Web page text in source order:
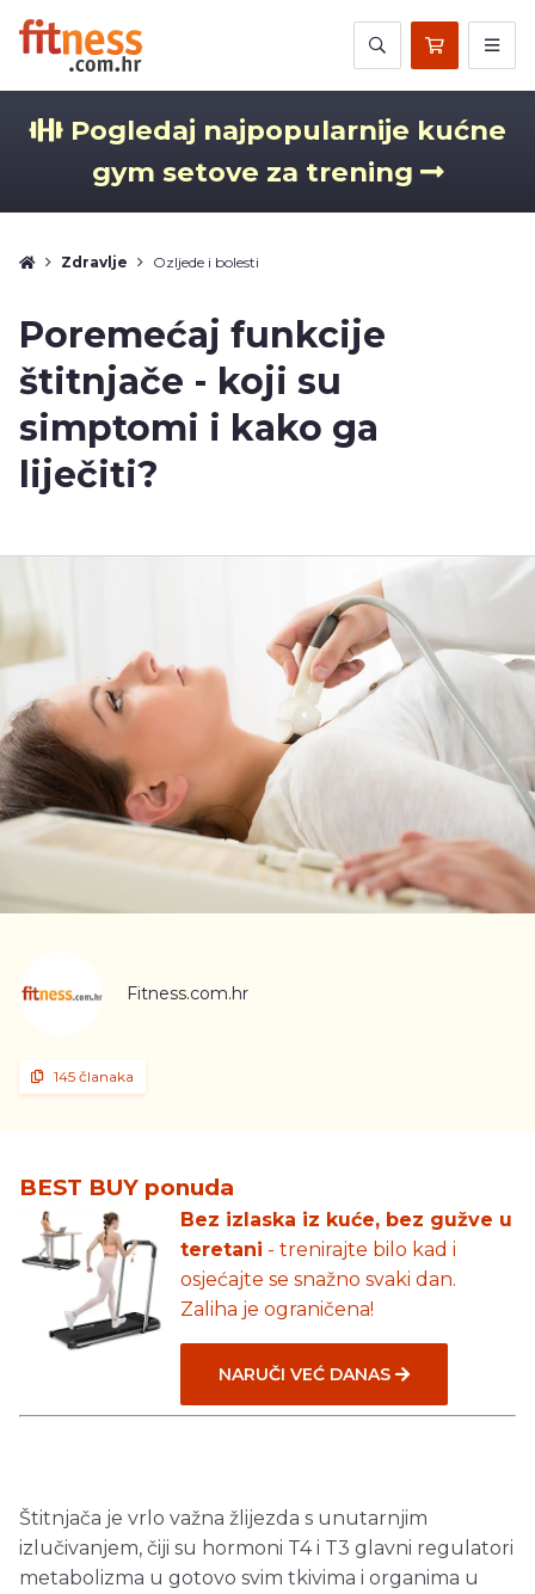
Pogledaj najpopularnije kućne
gym setove za trening
Zdravlje Ozljede i bolesti
Poremećaj funkcije
štitnjače - koji su
simptomi i kako ga
liječiti?
Fitness.com.hr
145 članaka
BEST BUY ponuda
Bez izlaska iz kuće, bez gužve u
teretani - trenirajte bilo kad i
osjećajte se snažno svaki dan.
Zaliha je ograničena!
NARUČI VEĆ DANAS
Štitnjača je vrlo važna žlijezda s unutarnjim
izlučivanjem, čiji su hormoni T4 i T3 glavni regulatori
metabolizma u gotovo svim tkivima i organima u